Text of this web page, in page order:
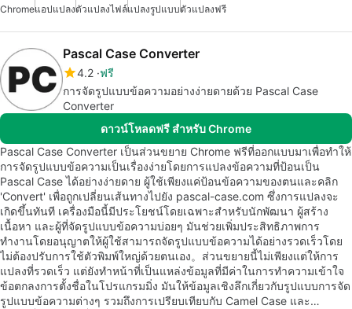
Chromeแอปแปลงตัวแปลงไฟล์แปลงรูปแบบตัวแปลงฟรี
Pascal Case Converter
4.2 ฟรี
การจัดรูปแบบข้อความอย่างง่ายดายด้วย Pascal Case
Converter
ดาวน์โหลดฟรี สำหรับ Chrome
Pascal Case Converter เป็นส่วนขยาย Chrome ฟรีที่ออกแบบมาเพื่อทำให้
การจัดรูปแบบข้อความเป็นเรื่องง่ายโดยการแปลงข้อความที่ป้อนเป็น
Pascal Case ได้อย่างง่ายดาย ผู้ใช้เพียงแค่ป้อนข้อความของตนและคลิก
'Convert' เพื่อถูกเปลี่ยนเส้นทางไปยัง pascal-case.com ซึ่งการแปลงจะ
เกิดขึ้นทันที เครื่องมือนี้มีประโยชน์โดยเฉพาะสำหรับนักพัฒนา ผู้สร้าง
เนื้อหา และผู้ที่จัดรูปแบบข้อความบ่อยๆ มันช่วยเพิ่มประสิทธิภาพการ
ทำงานโดยอนุญาตให้ผู้ใช้สามารถจัดรูปแบบข้อความได้อย่างรวดเร็วโดย
ไม่ต้องปรับการใช้ตัวพิมพ์ใหญ่ด้วยตนเอง。ส่วนขยายนี้ไม่เพียงแต่ให้การ
แปลงที่รวดเร็ว แต่ยังทำหน้าที่เป็นแหล่งข้อมูลที่มีค่าในการทำความเข้าใจ
ข้อตกลงการตั้งชื่อในโปรแกรมมิ่ง มันให้ข้อมูลเชิงลึกเกี่ยวกับรูปแบบการจัด
รูปแบบข้อความต่างๆ รวมถึงการเปรียบเทียบกับ Camel Case และ…